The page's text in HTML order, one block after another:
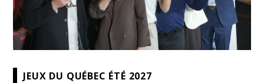
JEUX DU QUÉBEC ÉTÉ 2027